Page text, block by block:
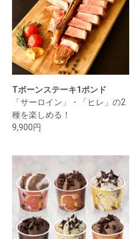
Tボーンステーキ1ポンド
「サーロイン」・「ヒレ」の2
種を楽しめる！
9,900円